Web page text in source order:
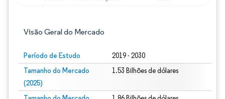
Visão Geral do Mercado
Período de Estudo 2019 - 2030
Tamanho do Mercado
(2025)
1.53 Bilhões de dólares